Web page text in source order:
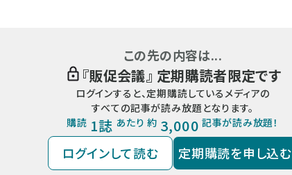
この先の内容は...
『販促会議』 定期購読者限定です
ログインすると、定期購読しているメディアの
すべての記事が読み放題となります。
購読 1誌 あたり 約 3,000 記事が読み放題！
ログインして読む 定期購読を申し込む